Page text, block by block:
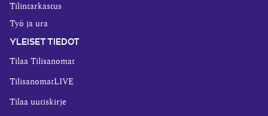
Tilintarkastus
Työ ja ura
YLEISET TIEDOT
Tilaa Tilisanomat
TilisanomatLIVE
Tilaa uutiskirje